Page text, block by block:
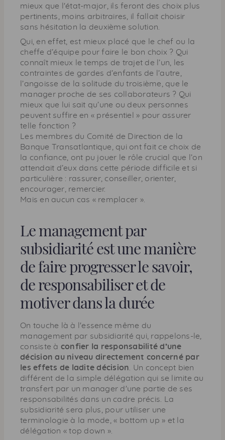
mieux que l'état-major, ils feront des choix plus
pertinents, moins arbitraires, il fallait choisir
sans hésitation la deuxième solution.
Qui, en effet, est mieux placé que le chef ou la
cheffe d’équipe pour faire le bon choix ? Qui
connaît mieux le temps de trajet de l’un, les
contraintes de gardes d’enfants de l’autre,
l’angoisse de la solitude du troisième, que le
managerproche de ses collaborateurs ? Qui
mieux que lui sait qu’une ou deux personnes
peuvent suffire en « présentiel » pour assurer
telle fonction ?
Les membres du Comité de Direction de la
Banque Transatlantique, qui ont fait ce choix de
la confiance, ont pu jouer le rôle crucial que l’on
attendait d’eux dans cette période difficile et si
particulière : rassurer, conseiller, orienter,
encourager, remercier.
Mais en aucun cas « remplacer ».
Le management par
subsidiarité est une manière
de faire progresser le savoir,
de responsabiliser et de
motiver dans la durée
On touche là à l'essence même du
management par subsidiarité qui, rappelons-le,
consiste à confier la responsabilité d’une
décision au niveau directement concerné par
les effets de ladite décision . Un concept bien
différent de la simple délégation qui se limite au
transfert par un manager d'une partie de ses
responsabilités dans un cadre précis. La
subsidiarité sera plus, pour utiliser une
terminologie à la mode, « bottom up » et la
délégation «top down ».